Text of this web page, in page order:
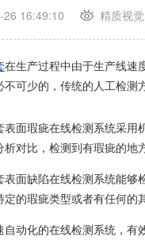
16:49:10 精质视觉
在生产过程中由于生产线速
不可少的，传统的人工检测
瑕疵在线检测系统采用机
对比，检测到有瑕疵的地
缺陷在线检测系统能够检
定的瑕疵类型或者有任何的
化的在线检测系统，有效